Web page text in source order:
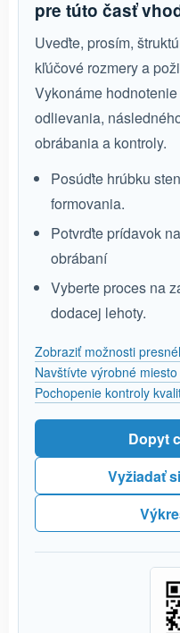
pre túto časť
Uveďte, prosím,
kľúčové rozmery a
Vykonáme
odlievania,
obrábania a kontroly.
Posúďte hrúbku
formovania.
Potvrďte prídavok
obrábaní
Vyberte proces na
dodacej lehoty.
Zobraziť možnosti
Navštívte výrobné
Pochopenie kontroly
Dopyt
Vyžiadať